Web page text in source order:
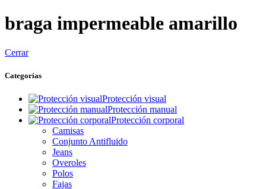
braga impermeable amarillo
Cerrar
Categorías
Protección visual
Protección manual
Protección corporal
Camisas
Conjunto Antifluido
Jeans
Overoles
Polos
Fajas